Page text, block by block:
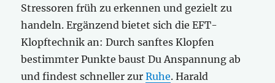
Stressoren früh zu erkennen und gezielt zu
handeln. Ergänzend bietet sich die EFT-
Klopftechnik an: Durch sanftes Klopfen
bestimmter Punkte baust Du Anspannung ab
und findest schneller zurRuhe. Harald